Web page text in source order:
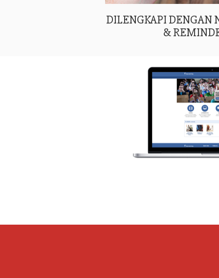
DILENGKAPI DENGAN
&